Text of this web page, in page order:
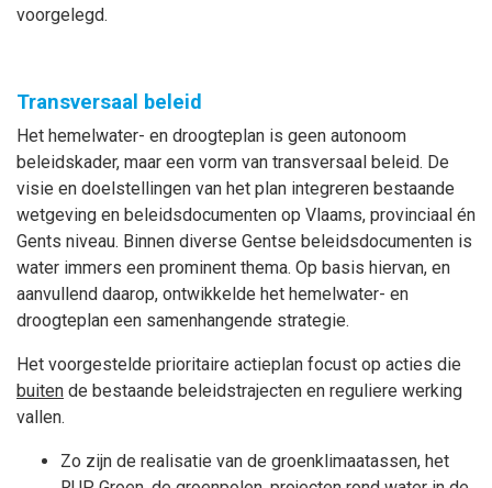
voorgelegd.
Transversaal beleid
Het hemelwater- en droogteplan is geen autonoom
beleidskader, maar een vorm van transversaal beleid. De
visie en doelstellingen van het plan integreren bestaande
wetgeving en beleidsdocumenten op Vlaams, provinciaal én
Gents niveau. Binnen diverse Gentse beleidsdocumenten is
water immers een prominent thema. Op basis hiervan, en
aanvullend daarop, ontwikkelde het hemelwater- en
droogteplan een samenhangende strategie.
Het voorgestelde prioritaire actieplan focust op acties die
buiten de bestaande beleidstrajecten en reguliere werking
vallen.
Zo zijn de realisatie van de groenklimaatassen, het